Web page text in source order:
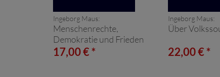
Ingeborg Maus:
Menschenrechte,
Demokratie und Frieden
17,00 € *
Ingeborg Maus:
Über
22,00 € *